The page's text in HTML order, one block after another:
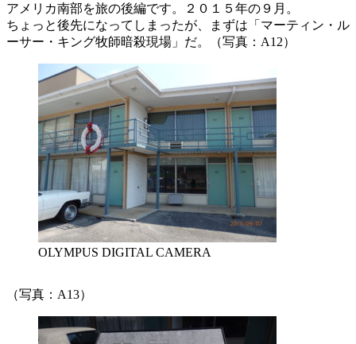
アメリカ南部を旅の後編です。２０１５年の９月。
ちょっと後先になってしまったが、まずは「マーティン・ル
ーサー・キング牧師暗殺現場」だ。（写真：A12）
OLYMPUS DIGITAL CAMERA
（写真：A13）